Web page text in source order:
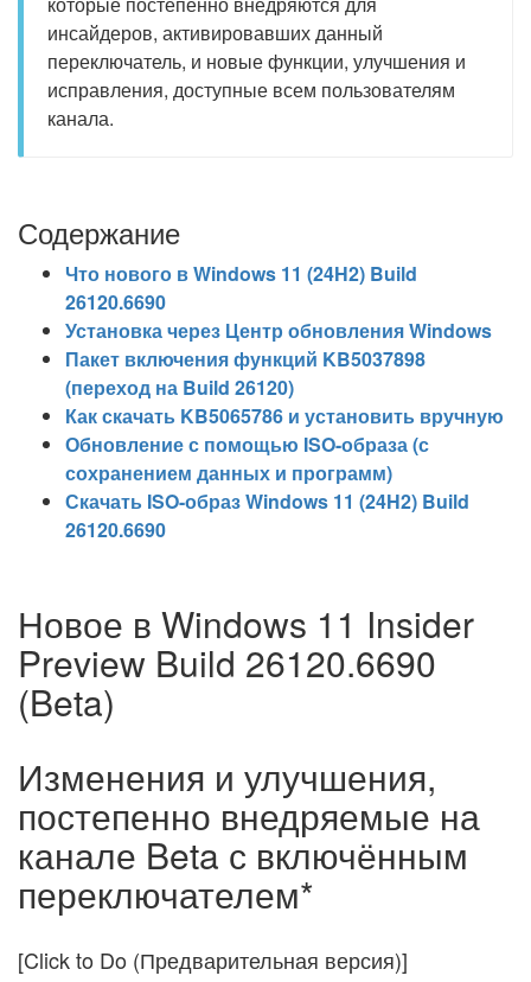
инсайдеров, активировавших данный
переключатель, и новые функции, улучшения и
исправления, доступные всем пользователям
канала.
Содержание
Что нового в Windows 11 (24H2) Build
26120.6690
Установка через Центр обновления Windows
Пакет включения функций KB5037898
(переход на Build 26120)
Как скачать KB5065786 и установить вручную
Обновление с помощью ISO-образа (с
сохранением данных и программ)
Скачать ISO-образ Windows 11 (24H2) Build
26120.6690
Новое в Windows 11 Insider
Preview Build 26120.6690
(Beta)
Изменения и улучшения,
постепенно внедряемые на
канале Beta с включённым
переключателем*
[Click to Do (Предварительная версия)]